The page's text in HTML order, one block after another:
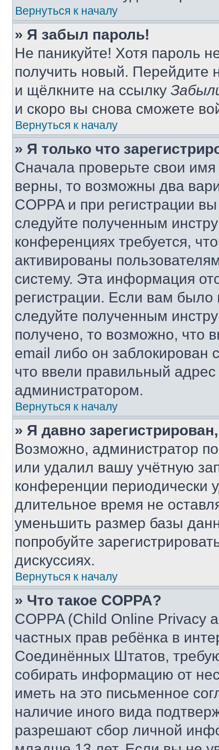
Вернуться к началу
» Я забыл пароль!
Не паникуйте! Хотя пароль
получить новый. Перейдите
и щёлкните на ссылку
и скоро вы снова сможете
Вернуться к началу
» Я только что
Сначала проверьте свои
верны, то возможны два
COPPA и при регистрации
следуйте полученным
конференциях требуется,
активированы
систему. Эта информация
регистрации. Если вам
следуйте полученным
получено, то возможно, что
email либо он
что ввели правильный адрес
администратором.
Вернуться к началу
» Я давно
Возможно, администратор
или удалил вашу учётную
конференции периодически
длительное время не
уменьшить размер базы
попробуйте
дискуссиях.
Вернуться к началу
» Что такое COPPA?
COPPA (Child Online Privacy
частных прав ребёнка в
Соединённых Штатов,
собирать информацию от
иметь на это письменное
наличие иного вида
разрешают сбор личной